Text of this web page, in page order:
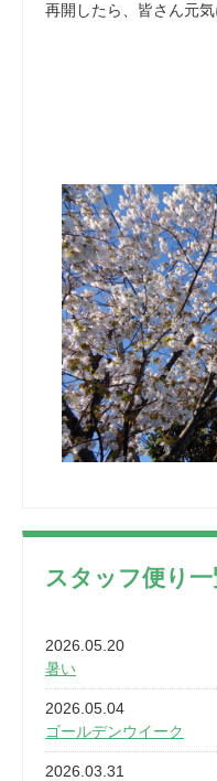
再開したら、皆さん元
スタッフ便り一
2026.05.20
暑い
2026.05.04
ゴールデンウイーク
2026.03.31